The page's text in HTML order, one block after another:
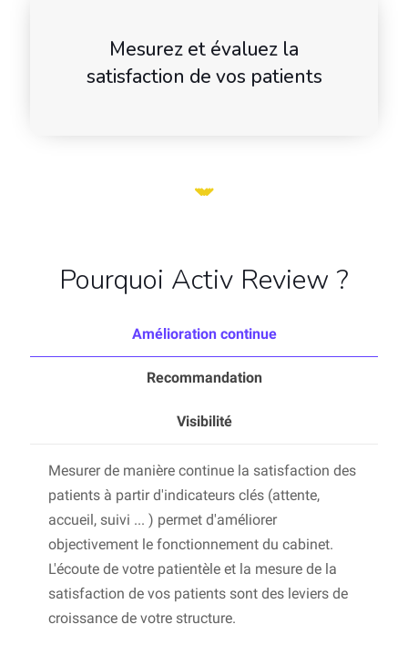
Mesurez et évaluez la
satisfaction de vos patients
Pourquoi Activ Review ?
Amélioration continue
Recommandation
Visibilité
Mesurer de manière continue la satisfaction des
patients à partir d'indicateurs clés (attente,
accueil, suivi ... ) permet d'améliorer
objectivement le fonctionnement du cabinet.
L'écoute de votre patientèle et la mesure de la
satisfaction de vos patients sont des leviers de
croissance de votre structure.